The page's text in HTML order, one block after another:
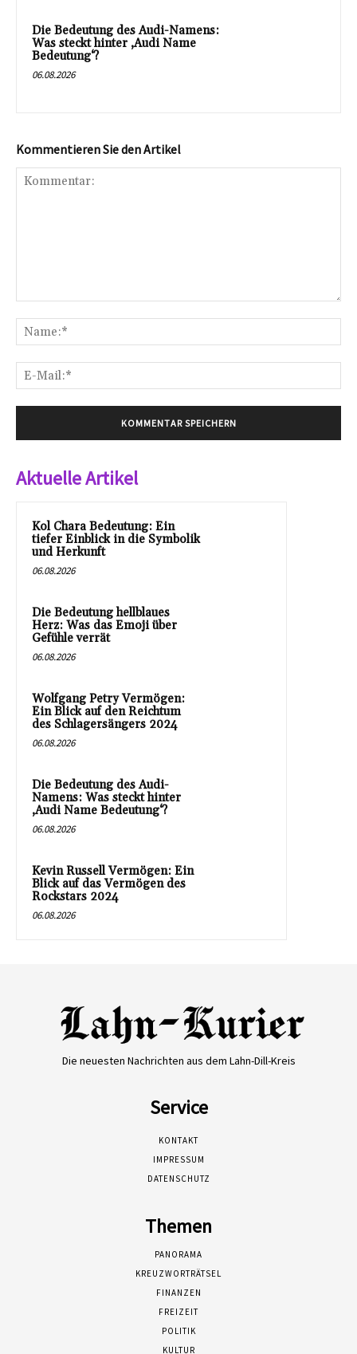
Die Bedeutung des Audi-Namens:
Was steckt hinter ‚Audi Name
Bedeutung‘?
06.08.2026
Kommentieren Sie den Artikel
Aktuelle Artikel
Kol Chara Bedeutung: Ein
tiefer Einblick in die Symbolik
und Herkunft
06.08.2026
Die Bedeutung hellblaues
Herz: Was das Emoji über
Gefühle verrät
06.08.2026
Wolfgang Petry Vermögen:
Ein Blick auf den Reichtum
des Schlagersängers 2024
06.08.2026
Die Bedeutung des Audi-
Namens: Was steckt hinter
‚Audi Name Bedeutung‘?
06.08.2026
Kevin Russell Vermögen: Ein
Blick auf das Vermögen des
Rockstars 2024
06.08.2026
Die neuesten Nachrichten aus dem Lahn-Dill-Kreis
Service
KONTAKT
IMPRESSUM
DATENSCHUTZ
Themen
PANORAMA
KREUZWORTRÄTSEL
FINANZEN
FREIZEIT
POLITIK
KULTUR